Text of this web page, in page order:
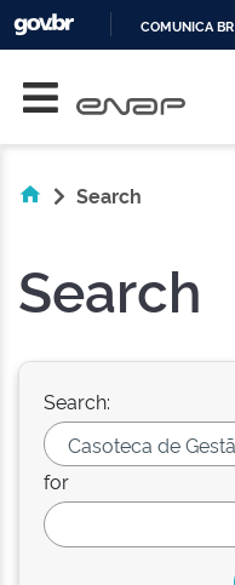
COMUNICA BR
Search
Search
Search:
for